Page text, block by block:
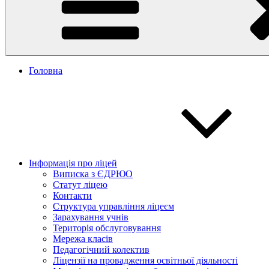
Головна
Інформація про ліцей
Виписка з ЄДРЮО
Статут ліцею
Контакти
Структура управління ліцеєм
Зарахування учнів
Територія обслуговування
Мережа класів
Педагогічний колектив
Ліцензії на провадження освітньої діяльності